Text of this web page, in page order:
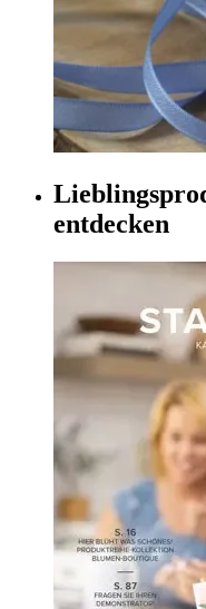
entdecken